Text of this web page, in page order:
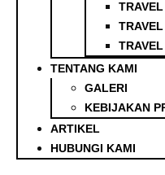
TENTANG KAMI
GALERI
KEBIJAKAN
ARTIKEL
HUBUNGI KAMI